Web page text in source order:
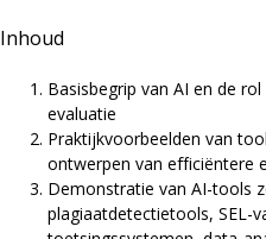
Inhoud
Basisbegrip van AI en de
evaluatie
Praktijkvoorbeelden van
ontwerpen van efficiëntere
Demonstratie van AI-tools
plagiaatdetectietools, SEL-